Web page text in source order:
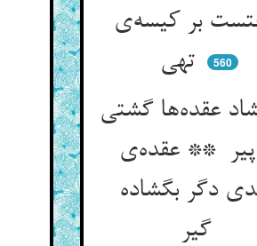
بر کیسه‌ی
560
عقده‌ها گشتی
پیر ** عقده‌ی
دگر بگشاده
گیر